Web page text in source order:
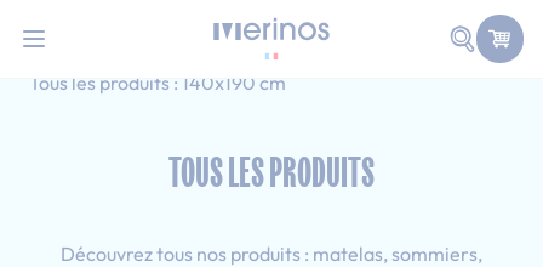
Faire
Accueil
Adulte
Tous les produits : 140x190 cm
TOUS LES PRODUITS
Découvrez tous nos produits : matelas, sommiers,